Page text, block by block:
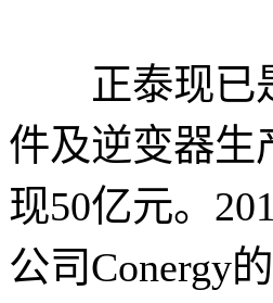
正泰现已是
件及逆变器生
现50亿元。
公司Conergy